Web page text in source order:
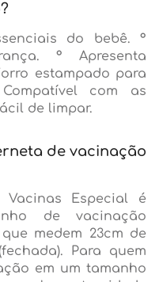
do bebê. °
° Apresenta
estampado para
com as
de limpar.
de vacinação
Especial é
de vacinação
medem 23cm de
Para quem
em um tamanho